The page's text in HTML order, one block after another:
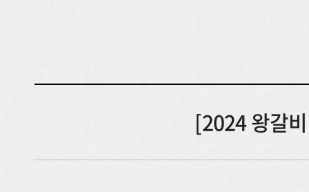
[2024 왕갈